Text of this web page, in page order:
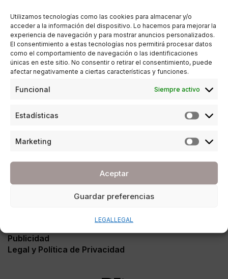
Utilizamos tecnologías como las cookies para almacenar y/o
acceder a la información del dispositivo. Lo hacemos para mejorar la
experiencia de navegación y para mostrar anuncios personalizados.
El consentimiento a estas tecnologías nos permitirá procesar datos
como el comportamiento de navegación o las identificaciones
únicas en este sitio. No consentir o retirar el consentimiento, puede
afectar negativamente a ciertas características y funciones.
Funcional Siempre activo
Estadísticas
Marketing
Aceptar
Guardar preferencias
LEGAL LEGAL
ESTILO DE VIDA,SOCIEDAD
Feria de los Países Fuengirola: un viaje por el
mundo para disfrutar en familia o con amigos
POR REDACCIÓN URBANITY
Publicidad
Legal y Política de Privacidad